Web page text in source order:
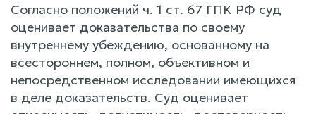
Согласно положений ч. 1 ст. 67 ГПК РФ суд
оценивает доказательства по своему
внутреннему убеждению, основанному на
всестороннем, полном, объективном и
непосредственном исследовании имеющихся
в деле доказательств. Суд оценивает